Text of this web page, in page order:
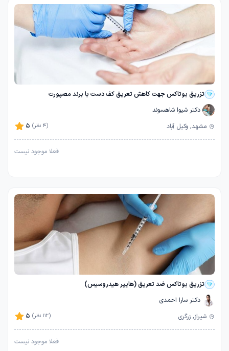
تزریق بوتاکس جهت کاهش تعریق کف دست با برند مصپورت
دکتر شیوا شاهسوند
5
(4 نظر) مشهد, وکیل آباد
فعلا موجود نیست
تزریق بوتاکس ضد تعریق (هایپر هیدروسیس)
دکتر سارا احمدی
5
(112 نظر) شیراز, زرگری
فعلا موجود نیست